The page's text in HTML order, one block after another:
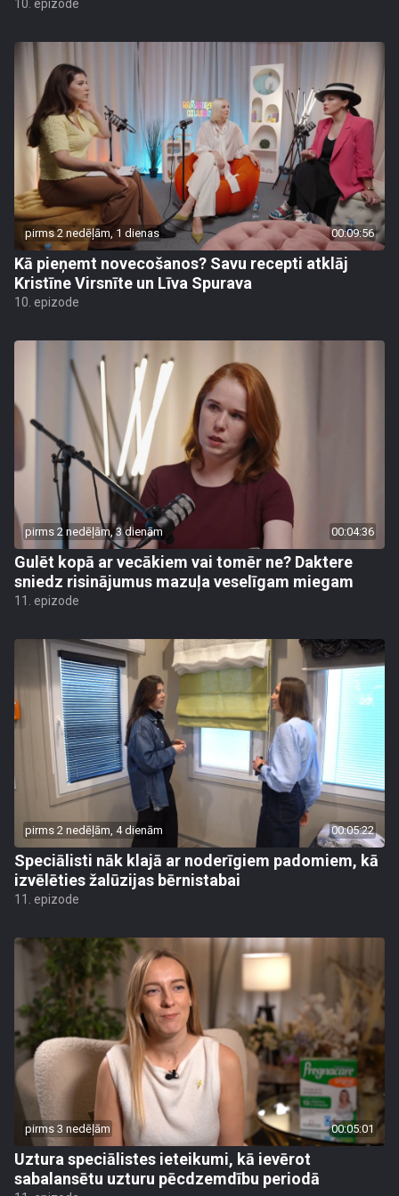
10. epizode
pirms 2 nedēļām, 1 dienas 00:09:56
Kā pieņemt novecošanos? Savu recepti atklāj
Kristīne Virsnīte un Līva Spurava
10. epizode
pirms 2 nedēļām, 3 dienām 00:04:36
Gulēt kopā ar vecākiem vai tomēr ne? Daktere
sniedz risinājumus mazuļa veselīgam miegam
11. epizode
pirms 2 nedēļām, 4 dienām 00:05:22
Speciālisti nāk klajā ar noderīgiem padomiem, kā
izvēlēties žalūzijas bērnistabai
11. epizode
pirms 3 nedēļām 00:05:01
Uztura speciālistes ieteikumi, kā ievērot
sabalansētu uzturu pēcdzemdību periodā